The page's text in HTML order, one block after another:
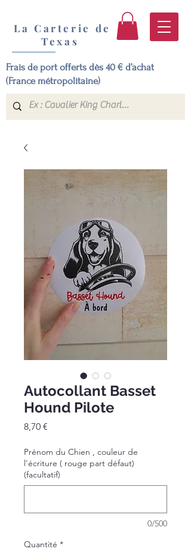
La Carterie de
Texas
Frais de port offerts dès 40 € d’achat
(France métropolitaine)
Autocollant Basset
Hound Pilote
8,70 €
Prénom du Chien , couleur de
l'écriture ( rouge part défaut)
(facultatif)
0/500
Quantité *